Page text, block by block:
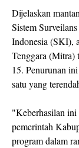
Dijelaskan
Sistem
Indonesia (SKI),
Tenggara (Mitra)
15. Penurunan
satu yang
"Keberhasilan ini
pemerintah
program dalam